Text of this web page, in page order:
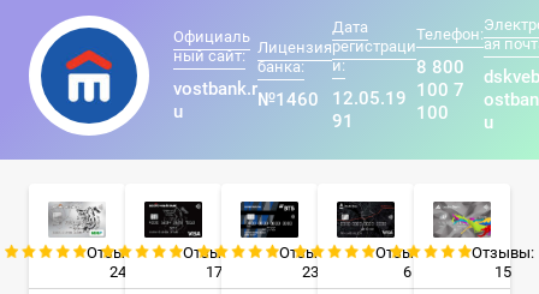
Официаль
ный сайт:
vostbank.r
u
Лицензия
банка:
№1460
Дата
регистраци
и:
12.05.19
91
Телефон:
8 800
100 7
100
ая
u
Отзывы:
24
Отзывы:
17
Отзывы:
23
Отзывы:
6
Отзывы:
15